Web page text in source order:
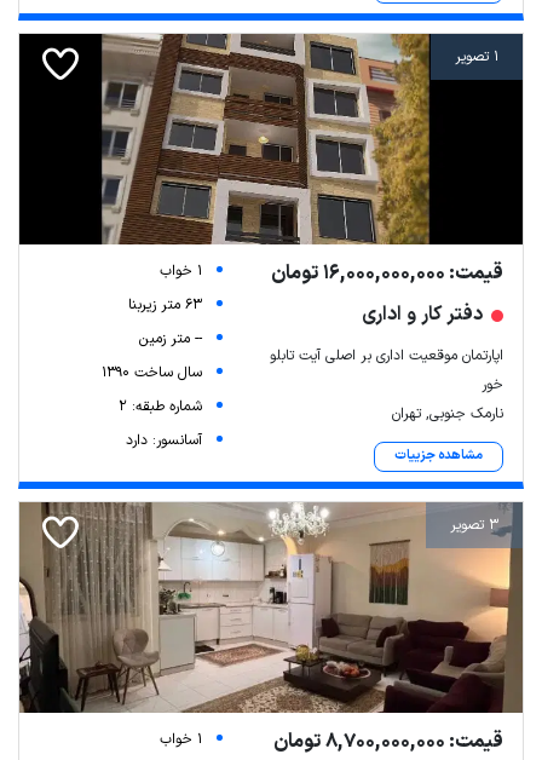
1 تصویر
قیمت: 16,000,000,000 تومان
دفتر کار و اداری
اپارتمان موقعیت اداری بر اصلی آیت تابلو
خور
نارمک جنوبی, تهران
مشاهده جزییات
1 خواب
63 متر زیربنا
-- متر زمین
سال ساخت 1390
شماره طبقه: 2
آسانسور: دارد
3 تصویر
قیمت: 8,700,000,000 تومان
1 خواب